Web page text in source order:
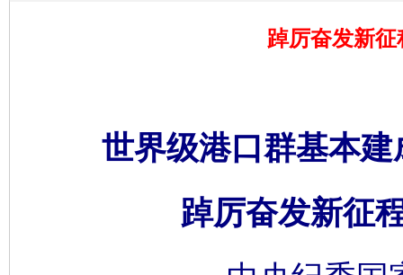
踔厉奋发新
世界级港口群基本
踔厉奋发新征